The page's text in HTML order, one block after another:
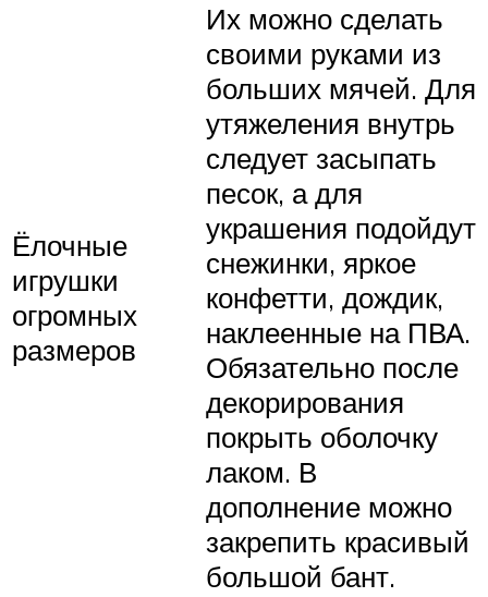
Ёлочные
игрушки
огромных
размеров
Их можно сделать
своими руками из
больших мячей. Для
утяжеления внутрь
следует засыпать
песок, а для
украшения подойдут
снежинки, яркое
конфетти, дождик,
наклеенные на ПВА.
Обязательно после
декорирования
покрыть оболочку
лаком. В
дополнение можно
закрепить красивый
большой бант.